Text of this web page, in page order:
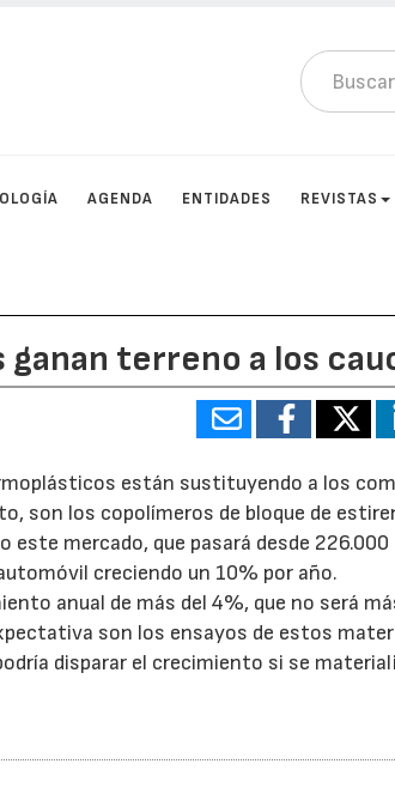
AGENDA ENTIDADES REVISTAS
terreno a los
están sustituyendo a los
son los copolímeros de bloque de
mercado, que pasará desde 226.000
creciendo un 10% por año.
anual de más del 4%, que no será
son los ensayos de estos
disparar el crecimiento si se